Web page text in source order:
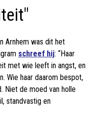
Arnhem was dit het
schreef hij: “Haar
met wie leeft in angst, en
Wie haar daarom bespot,
Niet de moed van holle
standvastig en